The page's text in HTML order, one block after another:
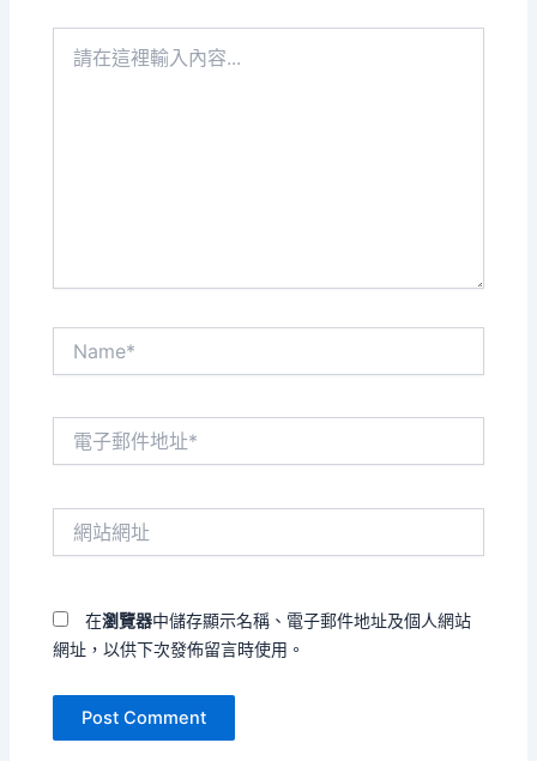
在瀏覽器中儲存顯示名稱、電子郵件地址及個人網站
網址，以供下次發佈留言時使用。